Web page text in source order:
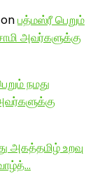
onபத்மஸ்ரீ பெறும்
அவர்களுக்கு
நமது
அகத்தமிழ் உறவு